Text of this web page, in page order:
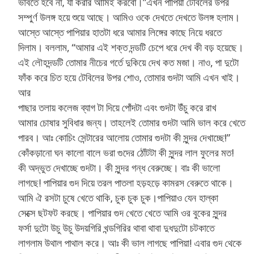
সম্পুর্ণ উলঙ্গ হয়ে শুয়ে আছে। আমিও ওকে দেখতে দেখতে উলঙ্গ হলাম।
আস্তে আস্তে পাপিয়ার হাতটা ধরে আমার লিঙ্গের কাছে নিয়ে ধরতে
দিলাম। বললাম, “আমার এই শক্ত দন্ডটি চেপে ধরে দেখ কী বড় হয়েছে।
এই লৌহদন্ডটি তোমার নীচের গর্তে দুকিয়ে দেখ কত মজা। নাও, পা দুটো
ফাঁক করে চিত হয়ে টেবিলের উপর শোও, তোমার গুদটা আমি এখন খাই।
আর
পাছার তলায় কলেজ ব্যাগ টা দিয়ে পোঁদটা এবং গুদটা উঁচু করে রাখ
আমার চোষার সুবিধার জন্য। তাহলেই তোমার গুদটা আমি ভাল করে খেতে
পারব। আঃ কোচিং সেন্টারের আলোয় তোমার গুদটা কী সুন্দর দেখাচ্ছে!”
কোঁকড়ানো ঘন কালো বালে ভরা গুদের ঠোঁটটা কী সুন্দর লাল ফুলের মত!
কী অদ্ভুত দেখাচ্ছে গুদটা। কী সুন্দর গন্ধ বেরুচ্ছে। বাঃ কী ভালো
লাগছে! পাপিয়ার গুদ দিয়ে তরল পাতলা হড়হড়ে কামরস বেরুতে থাকে।
আমি ঐ রসটা চুষে খেতে থাকি, চুক চুক চুক।পাপিয়াও যেন হাল্কা
সেক্সে ছটফট করছে। পাপিয়ার গুদ খেতে খেতে আমি ওর বুকের সুন্দর
ফর্সা দুটো উচু উচু উদয়গিরি খন্ডগিরির থাবা থাবা দুধদুটো চটকাতে
লাগলাম উথাল পাথাল করে। আঃ কী ভাল লাগছে পাপিয়া! এবার গুদ থেকে